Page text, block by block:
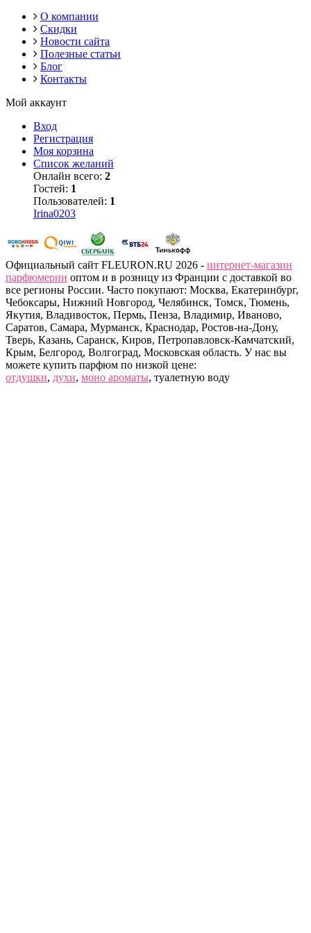
О компании
Скидки
Новости сайта
Полезные статьи
Блог
Контакты
Мой аккаунт
Вход
Регистрация
Моя корзина
Список желаний
Онлайн всего: 2
Гостей: 1
Пользователей: 1
Irina0203
Официальный сайт FLEURON.RU 2026 - интернет-магазин
парфюмерии оптом и в розницу из Франции с доставкой во
все регионы России. Часто покупают: Москва, Екатеринбург,
Чебоксары, Нижний Новгород, Челябинск, Томск, Тюмень,
Якутия, Владивосток, Пермь, Пенза, Владимир, Иваново,
Саратов, Самара, Мурманск, Краснодар, Ростов-на-Дону,
Тверь, Казань, Саранск, Киров, Петропавловск-Камчатский,
Крым, Белгород, Волгоград, Московская область. У нас вы
можете купить парфюм по низкой цене:
отдушки, духи, моно ароматы, туалетную воду